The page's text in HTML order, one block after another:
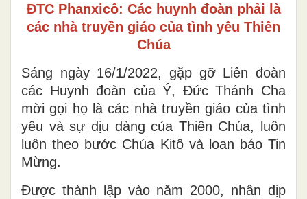
ĐTC Phanxicô: Các huynh đoàn phải là
các nhà truyền giáo của tình yêu Thiên
Chúa
Sáng ngày 16/1/2022, gặp gỡ Liên đoàn
các Huynh đoàn của Ý, Đức Thánh Cha
mời gọi họ là các nhà truyền giáo của tình
yêu và sự dịu dàng của Thiên Chúa, luôn
luôn theo bước Chúa Kitô và loan báo Tin
Mừng.
Được thành lập vào năm 2000, nhân dịp